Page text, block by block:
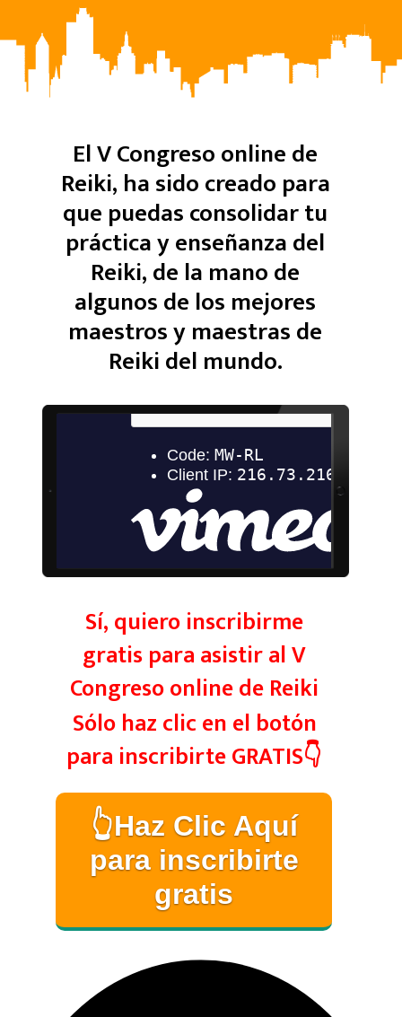
El V Congreso online de
Reiki, ha sido creado para
que puedas consolidar tu
práctica y enseñanza del
Reiki, de la mano de
algunos de los mejores
maestros y maestras de
Reiki del mundo.
Sí, quiero inscribirme
gratis para asistir al V
Congreso online de Reiki
Sólo haz clic en el botón
para inscribirte GRATIS👇
👆Haz Clic Aquí
para inscribirte
gratis